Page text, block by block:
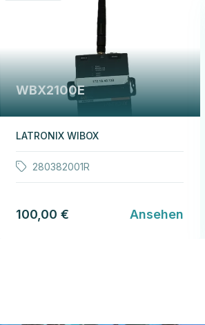
WBX2100E
LATRONIX WIBOX
280382001R
100,00 € Ansehen